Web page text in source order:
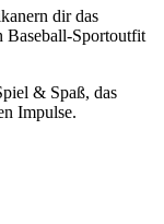
dir das
Baseball-Sportoutfit
& Spaß, das
Impulse.